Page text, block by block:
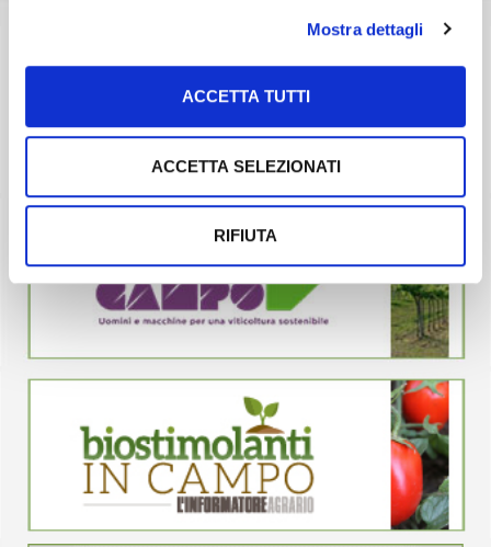
Mostra dettagli
ACCETTA TUTTI
ACCETTA SELEZIONATI
RIFIUTA